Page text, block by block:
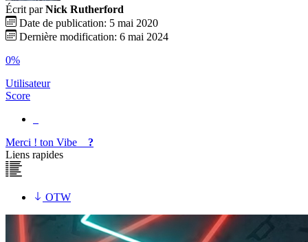
Écrit par Nick Rutherford
Date de publication: 5 mai 2020
Dernière modification: 6 mai 2024
0%
Utilisateur
Score
Merci ! ton Vibe
?
Liens rapides
OTW